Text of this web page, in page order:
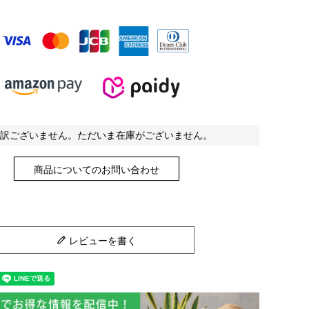
ございません。ただいま在庫がございません。
商品についてのお問い合わせ
レビューを書く